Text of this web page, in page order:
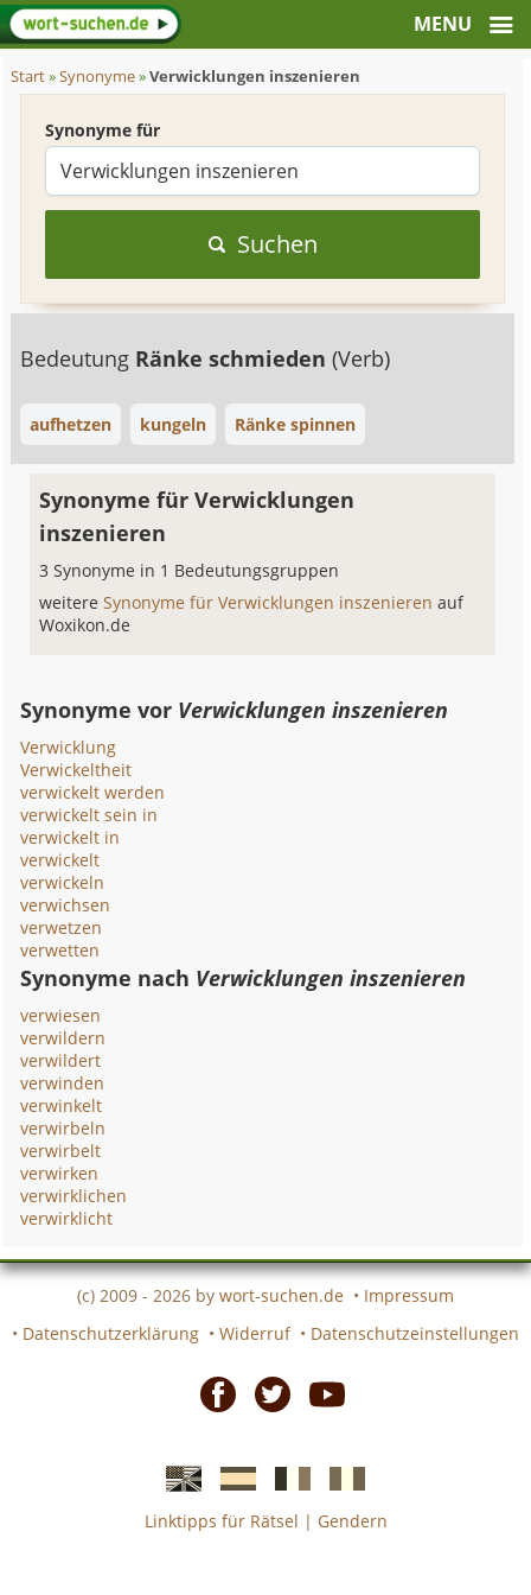
Start»Synonyme»Verwicklungen inszenieren
Synonyme für
Suchen
Bedeutung Ränke schmieden(Verb)
aufhetzen kungeln Ränke spinnen
Synonyme für Verwicklungen
inszenieren
3 Synonyme in 1 Bedeutungsgruppen
weitereSynonyme für Verwicklungen inszenierenauf
Woxikon.de
Synonyme vor Verwicklungen inszenieren
Verwicklung
Verwickeltheit
verwickelt werden
verwickelt sein in
verwickelt in
verwickelt
verwickeln
verwichsen
verwetzen
verwetten
Synonyme nach Verwicklungen inszenieren
verwiesen
verwildern
verwildert
verwinden
verwinkelt
verwirbeln
verwirbelt
verwirken
verwirklichen
verwirklicht
(c) 2009 - 2026 by wort-suchen.de • Impressum
• Datenschutzerklärung • Widerruf • Datenschutzeinstellungen
EnglischeSpanischefranzösicheitalienische
Linktipps für Rätsel | Gendern